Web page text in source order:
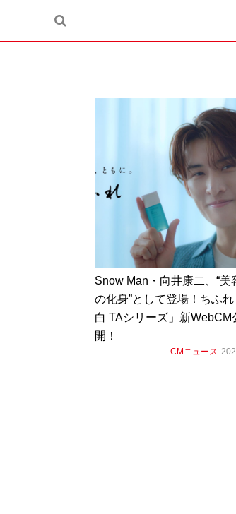
Snow Man・向井康二、“美
の化身”として登場！ちふれ
白 TAシリーズ」新WebCM
開！
CMニュース